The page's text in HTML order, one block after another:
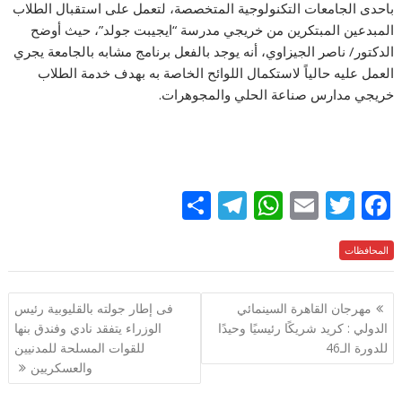
باحدى الجامعات التكنولوجية المتخصصة، لتعمل على استقبال الطلاب
المبدعين المبتكرين من خريجي مدرسة “ايجيبت جولد”، حيث أوضح
الدكتور/ ناصر الجيزاوي، أنه يوجد بالفعل برنامج مشابه بالجامعة يجري
العمل عليه حالياً لاستكمال اللوائح الخاصة به بهدف خدمة الطلاب
خريجي مدارس صناعة الحلي والمجوهرات.
F
ac
e
b
o
o
k
T
itt
er
E
ai
l
W
at
s
A
p
p
T
e
gr
ar
e
المحافظات
تصفّح
المقالات
مهرجان القاهرة السينمائي
الدولي : كريد شريكًا رئيسيًا وحيدًا
للدورة الـ46
فى إطار جولته بالقليوبية رئيس
الوزراء يتفقد نادي وفندق بنها
للقوات المسلحة للمدنيين
والعسكريين